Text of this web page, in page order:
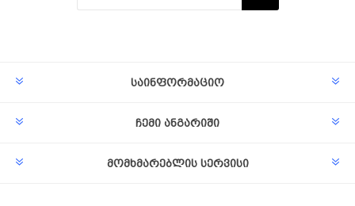
საინფორმაციო
ჩემი ანგარიში
მომხმარებლის სერვისი